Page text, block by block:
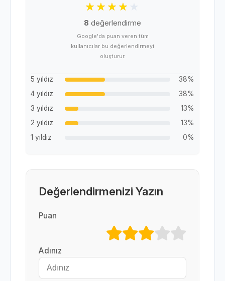
8 değerlendirme
Google'da puan veren tüm
kullanıcılar bu değerlendirmeyi
oluşturur.
5 yıldız
38%
4 yıldız
38%
3 yıldız
13%
2 yıldız
13%
1 yıldız
0%
Değerlendirmenizi Yazın
Puan
Adınız